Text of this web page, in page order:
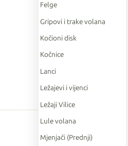
Felge
Gripovi i trake volana
Kočioni disk
Kočnice
Lanci
Ležajevi i vijenci
Ležaji Vilice
Lule volana
Mjenjači (Prednji)